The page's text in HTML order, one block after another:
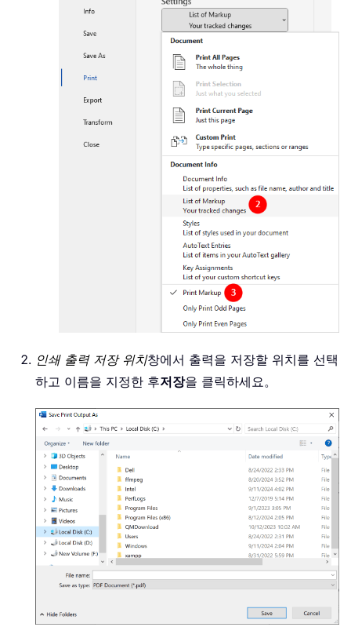
인쇄 출력 저장 위치창에서 출력을 저장할 위치를 선택
하고 이름을 지정한 후저장을 클릭하세요。